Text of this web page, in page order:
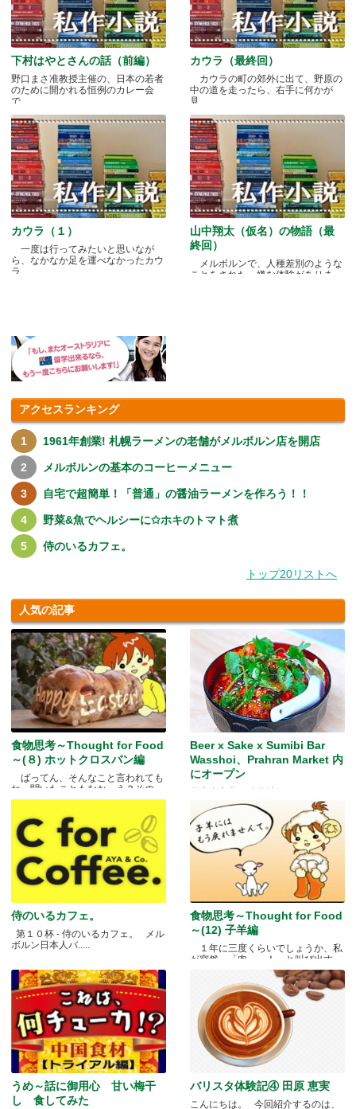
下村はやとさんの話（前編）
野口まさ准教授主催の、日本の若者
のために開かれる恒例のカレー会
で.....
カウラ（最終回）
カウラの町の郊外に出て、野原の
中の道を走ったら、右手に何かが
見.....
カウラ（１）
一度は行ってみたいと思いなが
ら、なかなか足を運べなかったカウ
ラ.....
山中翔太（仮名）の物語（最
終回）
メルボルンで、人種差別のような
ことをされた、嫌な体験がありま
アクセスランキング
1961年創業! 札幌ラーメンの老舗がメルボルン店を開店
メルボルンの基本のコーヒーメニュー
自宅で超簡単！「普通」の醤油ラーメンを作ろう！！
野菜&魚でヘルシーに✩ホキのトマト煮
侍のいるカフェ。
トップ20リストへ
人気の記事
食物思考～Thought for Food
～(８) ホットクロスバン編
ばってん、そんなこと言われても
ね、聞いたこともなか。え？その
と.....
Beer x Sake x Sumibi Bar
Wasshoi、Prahran Market 内
にオープン
日本食文化の発信地
侍のいるカフェ。
第１０杯 - 侍のいるカフェ。 メル
ボルン日本人バ.....
食物思考～Thought for Food
～(12) 子羊編
１年に三度くらいでしょうか、私
が突然、「肉～っ！」と叫び出す
うめ～話に御用心 甘い梅干
し 食してみた
バリスタ体験記④ 田原 恵実
こんにちは。 今回紹介するのは、